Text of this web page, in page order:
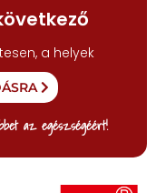
az egészségéért!
a helyek